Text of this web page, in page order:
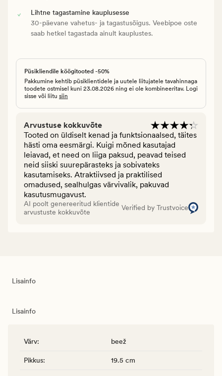
Lihtne tagastamine kauplusesse
30-päevane vahetus- ja tagastusõigus. Veebipoe oste
saab hetkel tagastada ainult kauplustes.
Püsikliendile köögitooted -50%
Pakkumine kehtib püsiklientidele ja uutele liitujatele tavahinnaga
toodete ostmisel kuni 23.08.2026 ning ei ole kombineeritav. Logi
sisse või liitu siin
Arvustuse kokkuvõte
Tooted on üldiselt kenad ja funktsionaalsed, täites
hästi oma eesmärgi. Kuigi mõned kasutajad
leiavad, et need on liiga paksud, peavad teised
neid siiski suurepärasteks ja sobivateks
kasutamiseks. Atraktiivsed ja praktilised
omadused, sealhulgas värvivalik, pakuvad
kasutusmugavust.
AI poolt genereeritud klientide
arvustuste kokkuvõte
Verified by Trustvoice
Lisainfo
Lisainfo
Värv: beež
Pikkus: 19.5 cm